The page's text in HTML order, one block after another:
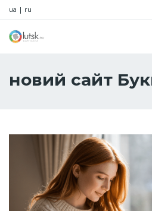
ua | ru
новий сайт